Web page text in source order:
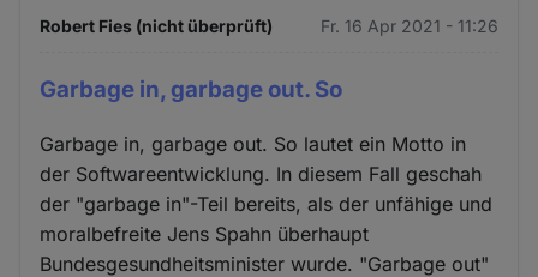
Robert Fies (nicht überprüft) Fr. 16 Apr 2021 - 11:26
Garbage in, garbage out. So
Garbage in, garbage out. So lautet ein Motto in
der Softwareentwicklung. In diesem Fall geschah
der "garbage in"-Teil bereits, als der unfähige und
moralbefreite Jens Spahn überhaupt
Bundesgesundheitsminister wurde. "Garbage out"